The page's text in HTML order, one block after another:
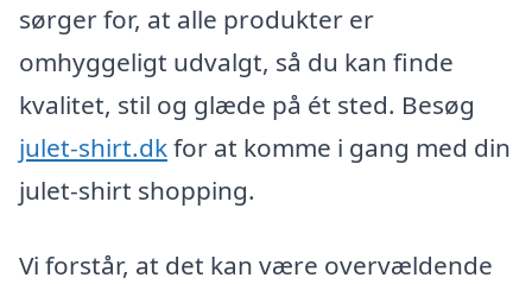
sørger for, at alle produkter er
omhyggeligt udvalgt, så du kan finde
kvalitet, stil og glæde på ét sted. Besøg
julet-shirt.dkfor at komme i gang med din
julet-shirt shopping.
Vi forstår, at det kan være overvældende